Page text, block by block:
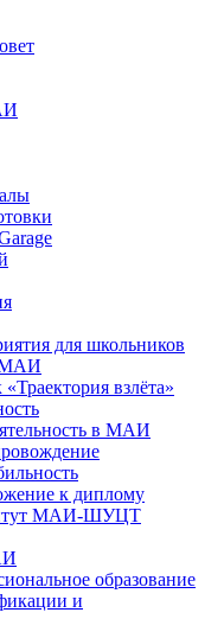
для школьников
МАИ
взлёта»
в МАИ
к диплому
МАИ-ШУЦТ
образование
и